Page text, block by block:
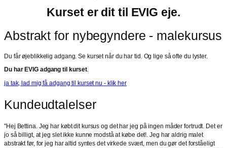
Kurset er dit til EVIG eje.
Abstrakt for nybegyndere - malekursus
Du får øjeblikkelig adgang. Se kurset når du har tid. Og lige så ofte du lyster.
Du har EVIG adgang til kurset
ja tak, lad mig få adgang til kurset nu - klik her
Kundeudtalelser
"Hej Bettina. Jeg har købt dit kursus og det har jeg på ingen måder fortrudt. Det er
jo så billigt, at jeg slet ikke kunne modstå at købe det!. Jeg har aldrig malet
abstrakt før, for jeg har altid syntes det virkede svært, men du gør det forståeligt